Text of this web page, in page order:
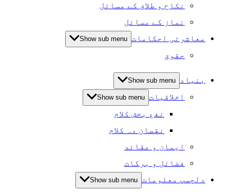
نکاح و طلاق کے مسائل
نماز کے مسائل
معاشرتی احکامات Show sub menu
حقوق
بنیاد Show sub menu
اخلاقیات Show sub menu
نفع بخش کلام
نقصان دہ کلام
ایمان و عقائد
فضائل و برکات
دلچسپ معلومات Show sub menu